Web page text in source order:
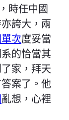
時任中國
誇大，兩
次度妥當
的恰當其
家，拜天
案了。他
亂想，心裡